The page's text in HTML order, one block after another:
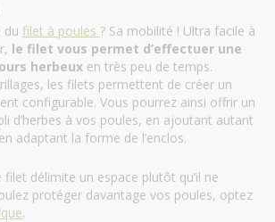
du filet à poules ? Sa mobilité ! Ultra facile à
le filet vous permet d’effectuer une
herbeux en très peu de temps.
les filets permettent de créer un
configurable. Vous pourrez ainsi offrir un
d’herbes à vos poules, en ajoutant autant
adaptant la forme de l’enclos.
filet délimite un espace plutôt qu’il ne
protéger davantage vos poules, optez
.